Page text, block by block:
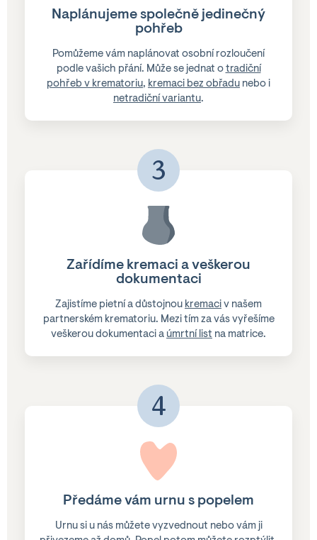
Naplánujeme společně jedinečný
pohřeb
Pomůžeme vám naplánovat osobní rozloučení
podle vašich přání. Může se jednat o tradiční
pohřeb v krematoriu, kremaci bez obřadu nebo i
netradiční variantu.
3
Zařídíme kremaci a veškerou
dokumentaci
Zajistíme pietní a důstojnou kremaci v našem
partnerském krematoriu. Mezi tím za vás vyřešíme
veškerou dokumentaci a úmrtní list na matrice.
4
Předáme vám urnu s popelem
Urnu si u nás můžete vyzvednout nebo vám ji